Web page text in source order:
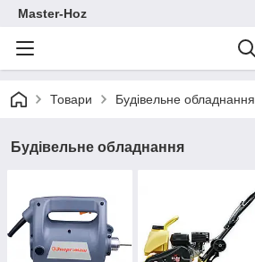
Master-Hoz
Товари Будівельне обладнання
Будівельне обладнання